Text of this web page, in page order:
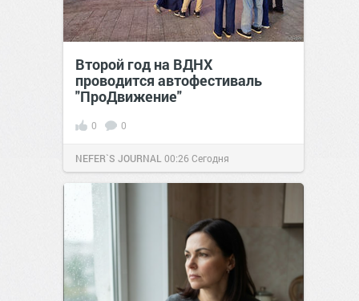
Второй год на ВДНХ
проводится автофестиваль
"ПроДвижение"
0 0
NEFER`S JOURNAL 00:26Сегодня